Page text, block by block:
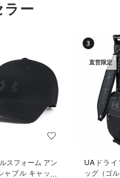
ー
スフォーム アン
ャブル キャップ
3
直営限定
UAドライ
ッグ（ゴ